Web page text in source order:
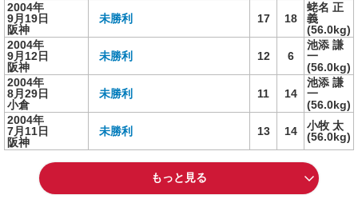
2004年
9月19日
阪神
未勝利 17 18
蛯名 正
義
(56.0kg)
2004年
9月12日
阪神
未勝利 12 6
池添 謙
一
(56.0kg)
2004年
8月29日
小倉
未勝利 11 14
池添 謙
一
(56.0kg)
2004年
7月11日
阪神
未勝利 13 14
小牧 太
(56.0kg)
もっと見る